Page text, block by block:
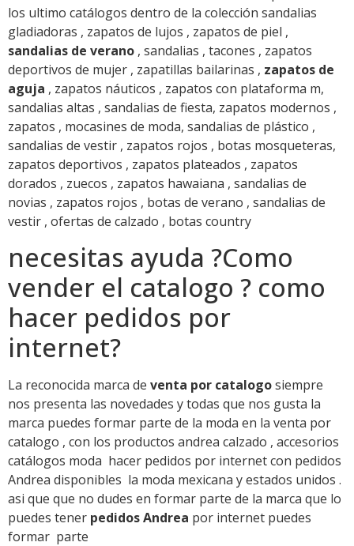
los ultimo catálogos dentro de la colección sandalias
gladiadoras , zapatos de lujos , zapatos de piel ,
sandalias de verano , sandalias , tacones , zapatos
deportivos de mujer , zapatillas bailarinas , zapatos de
aguja , zapatos náuticos , zapatos con plataforma m,
sandalias altas , sandalias de fiesta, zapatos modernos ,
zapatos , mocasines de moda, sandalias de plástico ,
sandalias de vestir , zapatos rojos , botas mosqueteras,
zapatos deportivos , zapatos plateados , zapatos
dorados , zuecos , zapatos hawaiana , sandalias de
novias , zapatos rojos , botas de verano , sandalias de
vestir , ofertas de calzado , botas country
necesitas ayuda ?Como
vender el catalogo ? como
hacer pedidos por
internet?
La reconocida marca de venta por catalogosiempre
nos presenta las novedades y todas que nos gusta la
marca puedes formar parte de la moda en la venta por
catalogo , con los productos andrea calzado , accesorios
catálogos moda hacer pedidos por internet con pedidos
Andrea disponibles la moda mexicana y estados unidos .
asi que que no dudes en formar parte de la marca que lo
puedes tener pedidos Andrea por internet puedes
formar parte